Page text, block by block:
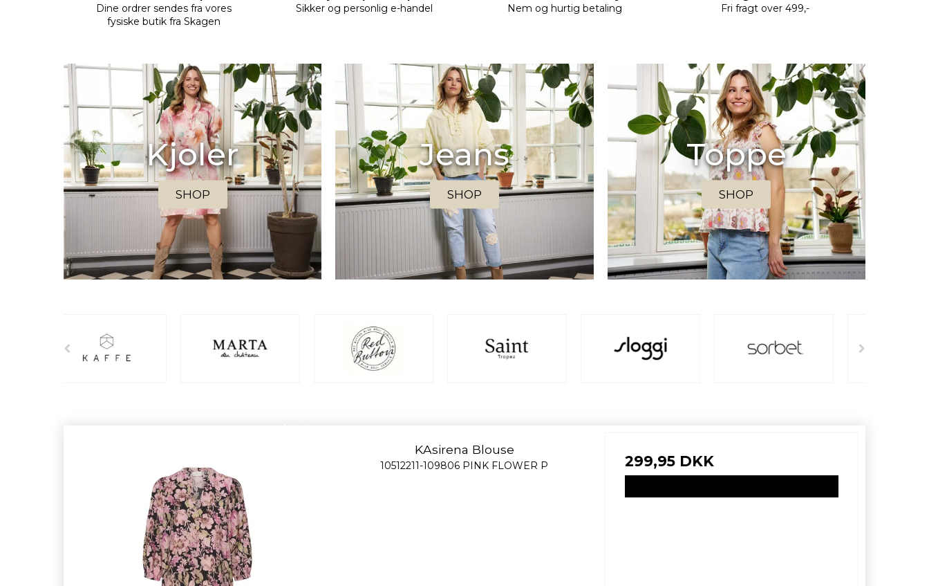
Dine ordrer sendes fra vores
fysiske butik fra Skagen
Sikker og personlig e-handel
Nem og hurtig betaling
Fri fragt over 499,-
Kjoler
SHOP
Jeans
SHOP
Toppe
SHOP
KAsirena Blouse
10512211-109806 PINK FLOWER P 299,95 DKK